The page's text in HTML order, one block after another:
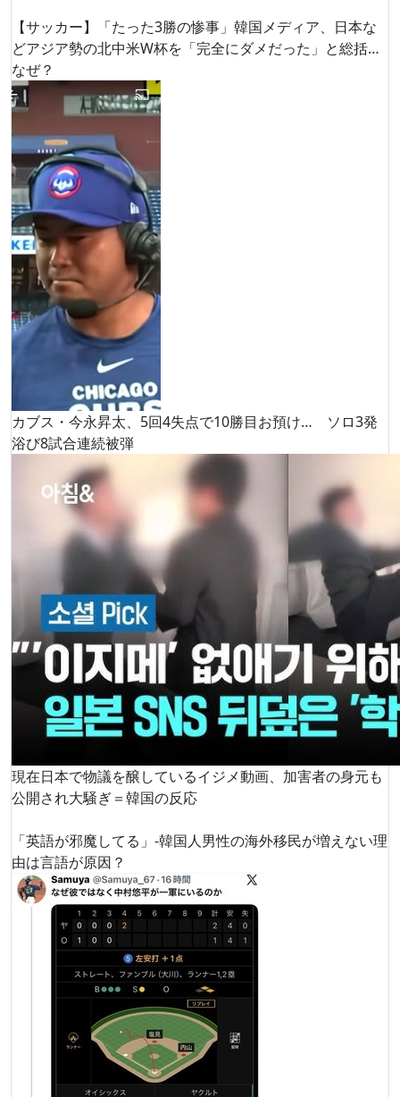
【サッカー】「たった3勝の惨事」韓国メディア、日本な
どアジア勢の北中米W杯を「完全にダメだった」と総括…
なぜ？
カブス・今永昇太、5回4失点で10勝目お預け… ソロ3発
浴び8試合連続被弾
現在日本で物議を醸しているイジメ動画、加害者の身元も
公開され大騒ぎ＝韓国の反応
「英語が邪魔してる」-韓国人男性の海外移民が増えない理
由は言語が原因？